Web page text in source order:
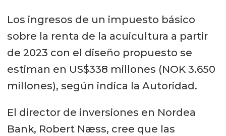
Los ingresos de un impuesto básico
sobre la renta de la acuicultura a partir
de 2023 con el diseño propuesto se
estiman en US$338 millones (NOK 3.650
millones), según indica la Autoridad.
El director de inversiones en Nordea
Bank, Robert Næss, cree que las